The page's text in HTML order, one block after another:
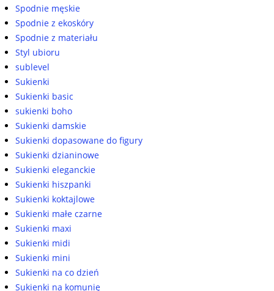
Spodnie męskie
Spodnie z ekoskóry
Spodnie z materiału
Styl ubioru
sublevel
Sukienki
Sukienki basic
sukienki boho
Sukienki damskie
Sukienki dopasowane do figury
Sukienki dzianinowe
Sukienki eleganckie
Sukienki hiszpanki
Sukienki koktajlowe
Sukienki małe czarne
Sukienki maxi
Sukienki midi
Sukienki mini
Sukienki na co dzień
Sukienki na komunię